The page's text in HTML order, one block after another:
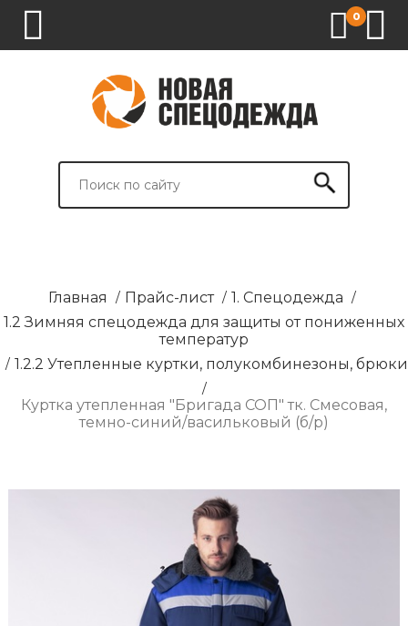
0
СПЕЦОДЕЖДА
СПЕЦОБУВЬ
СРЕДСТВА
ВСПОМОГАТЕЛЬНЫЕ
БРЕНДИРОВАНИЕ
Главная / Прайс-лист / 1. Спецодежда /
1.2 Зимняя спецодежда для защиты от пониженных
температур
/ 1.2.2 Утепленные куртки, полукомбинезоны, брюки
/
Куртка утепленная "Бригада СОП" тк. Смесовая,
темно-синий/васильковый (б/р)